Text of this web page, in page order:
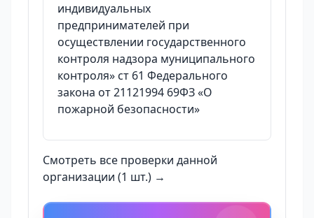
индивидуальных
предпринимателей при
осуществлении государственного
контроля надзора муниципального
контроля» ст 61 Федерального
закона от 21121994 69ФЗ «О
пожарной безопасности»
Смотреть все проверки данной
организации (1 шт.) →